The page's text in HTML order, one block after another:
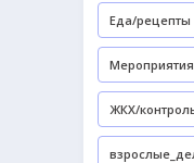
Еда/рецепты
ЖКХ/